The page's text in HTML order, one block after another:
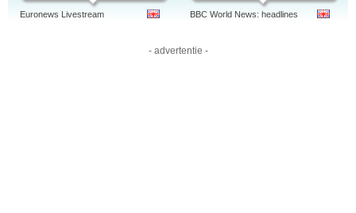
Euronews Livestream BBC World News: headlines
- advertentie -